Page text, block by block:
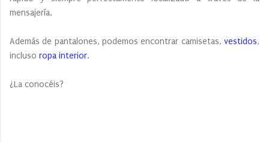
mensajería.
Además de pantalones, podemos encontrar camisetas, vestidos,
incluso ropa interior.
¿La conocéis?